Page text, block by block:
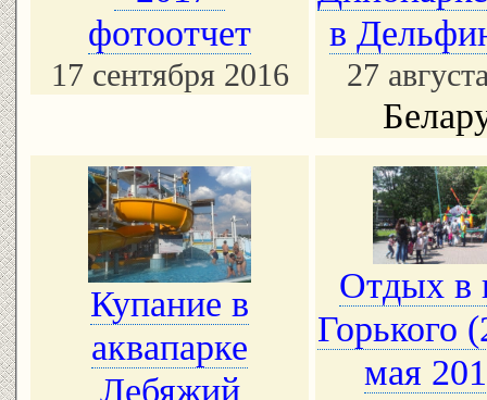
фотоотчет
17 сентября 2016
в
27
Купание в
аквапарке
Лебяжий
Отдых в
Горького
мая